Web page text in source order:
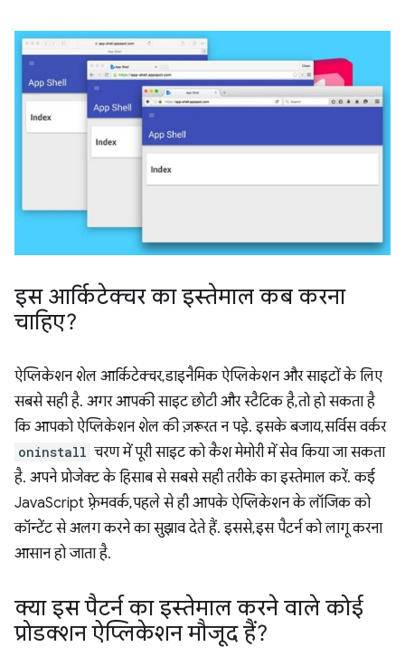
इस आर्किटेक्चर का इस्तेमाल कब करना
चाहिए?
ऐप्लिकेशन शेल आर्किटेक्चर, डाइनैमिक ऐप्लिकेशन और साइटों के लिए
सबसे सही है. अगर आपकी साइट छोटी और स्टैटिक है, तो हो सकता है
कि आपको ऐप्लिकेशन शेल की ज़रूरत न पड़े. इसके बजाय, सर्विस वर्कर
oninstall चरण में पूरी साइट को कैश मेमोरी में सेव किया जा सकता
है. अपने प्रोजेक्ट के हिसाब से सबसे सही तरीके का इस्तेमाल करें. कई
JavaScript फ़्रेमवर्क, पहले से ही आपके ऐप्लिकेशन के लॉजिक को
कॉन्टेंट से अलग करने का सुझाव देते हैं. इससे, इस पैटर्न को लागू करना
आसान हो जाता है.
क्या इस पैटर्न का इस्तेमाल करने वाले कोई
प्रोडक्शन ऐप्लिकेशन मौजूद हैं?